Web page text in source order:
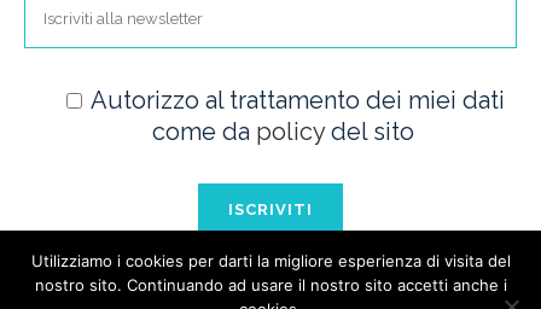
Autorizzo al trattamento dei miei dati
come da policydel sito
Utilizziamo i cookies per darti la migliore esperienza di visita del
nostro sito. Continuando ad usare il nostro sito accetti anche i